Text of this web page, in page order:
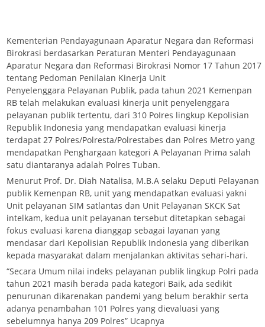
Kementerian Pendayagunaan Aparatur Negara dan Reformasi
Birokrasi berdasarkan Peraturan Menteri Pendayagunaan
Aparatur Negara dan Reformasi Birokrasi Nomor 17 Tahun 2017
tentang Pedoman Penilaian Kinerja Unit
Penyelenggara Pelayanan Publik, pada tahun 2021 Kemenpan
RB telah melakukan evaluasi kinerja unit penyelenggara
pelayanan publik tertentu, dari 310 PoIres lingkup Kepolisian
Republik Indonesia yang mendapatkan evaluasi kinerja
terdapat 27 Polres/Polresta/Polrestabes dan Polres Metro yang
mendapatkan Penghargaan kategori A Pelayanan Prima salah
satu diantaranya adalah Polres Tuban.
Menurut Prof. Dr. Diah Natalisa, M.B.A selaku Deputi Pelayanan
publik Kemenpan RB, unit yang mendapatkan evaluasi yakni
Unit pelayanan SIM satlantas dan Unit Pelayanan SKCK Sat
intelkam, kedua unit pelayanan tersebut ditetapkan sebagai
fokus evaluasi karena dianggap sebagai layanan yang
mendasar dari Kepolisian Republik Indonesia yang diberikan
kepada masyarakat dalam menjalankan aktivitas sehari-hari.
“Secara Umum nilai indeks pelayanan publik lingkup Polri pada
tahun 2021 masih berada pada kategori Baik, ada sedikit
penurunan dikarenakan pandemi yang belum berakhir serta
adanya penambahan 101 Polres yang dievaluasi yang
sebelumnya hanya 209 Polres” Ucapnya